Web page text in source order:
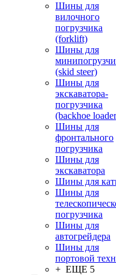
Шины для
вилочного
погрузчика
(forklift)
Шины для
(skid steer)
Шины для
экскаватора-
погрузчика
(backhoe
Шины для
фронтального
погрузчика
Шины для
экскаватора
Шины для
Шины для
погрузчика
Шины для
автогрейдера
Шины для
портовой
+ ЕЩЕ 5